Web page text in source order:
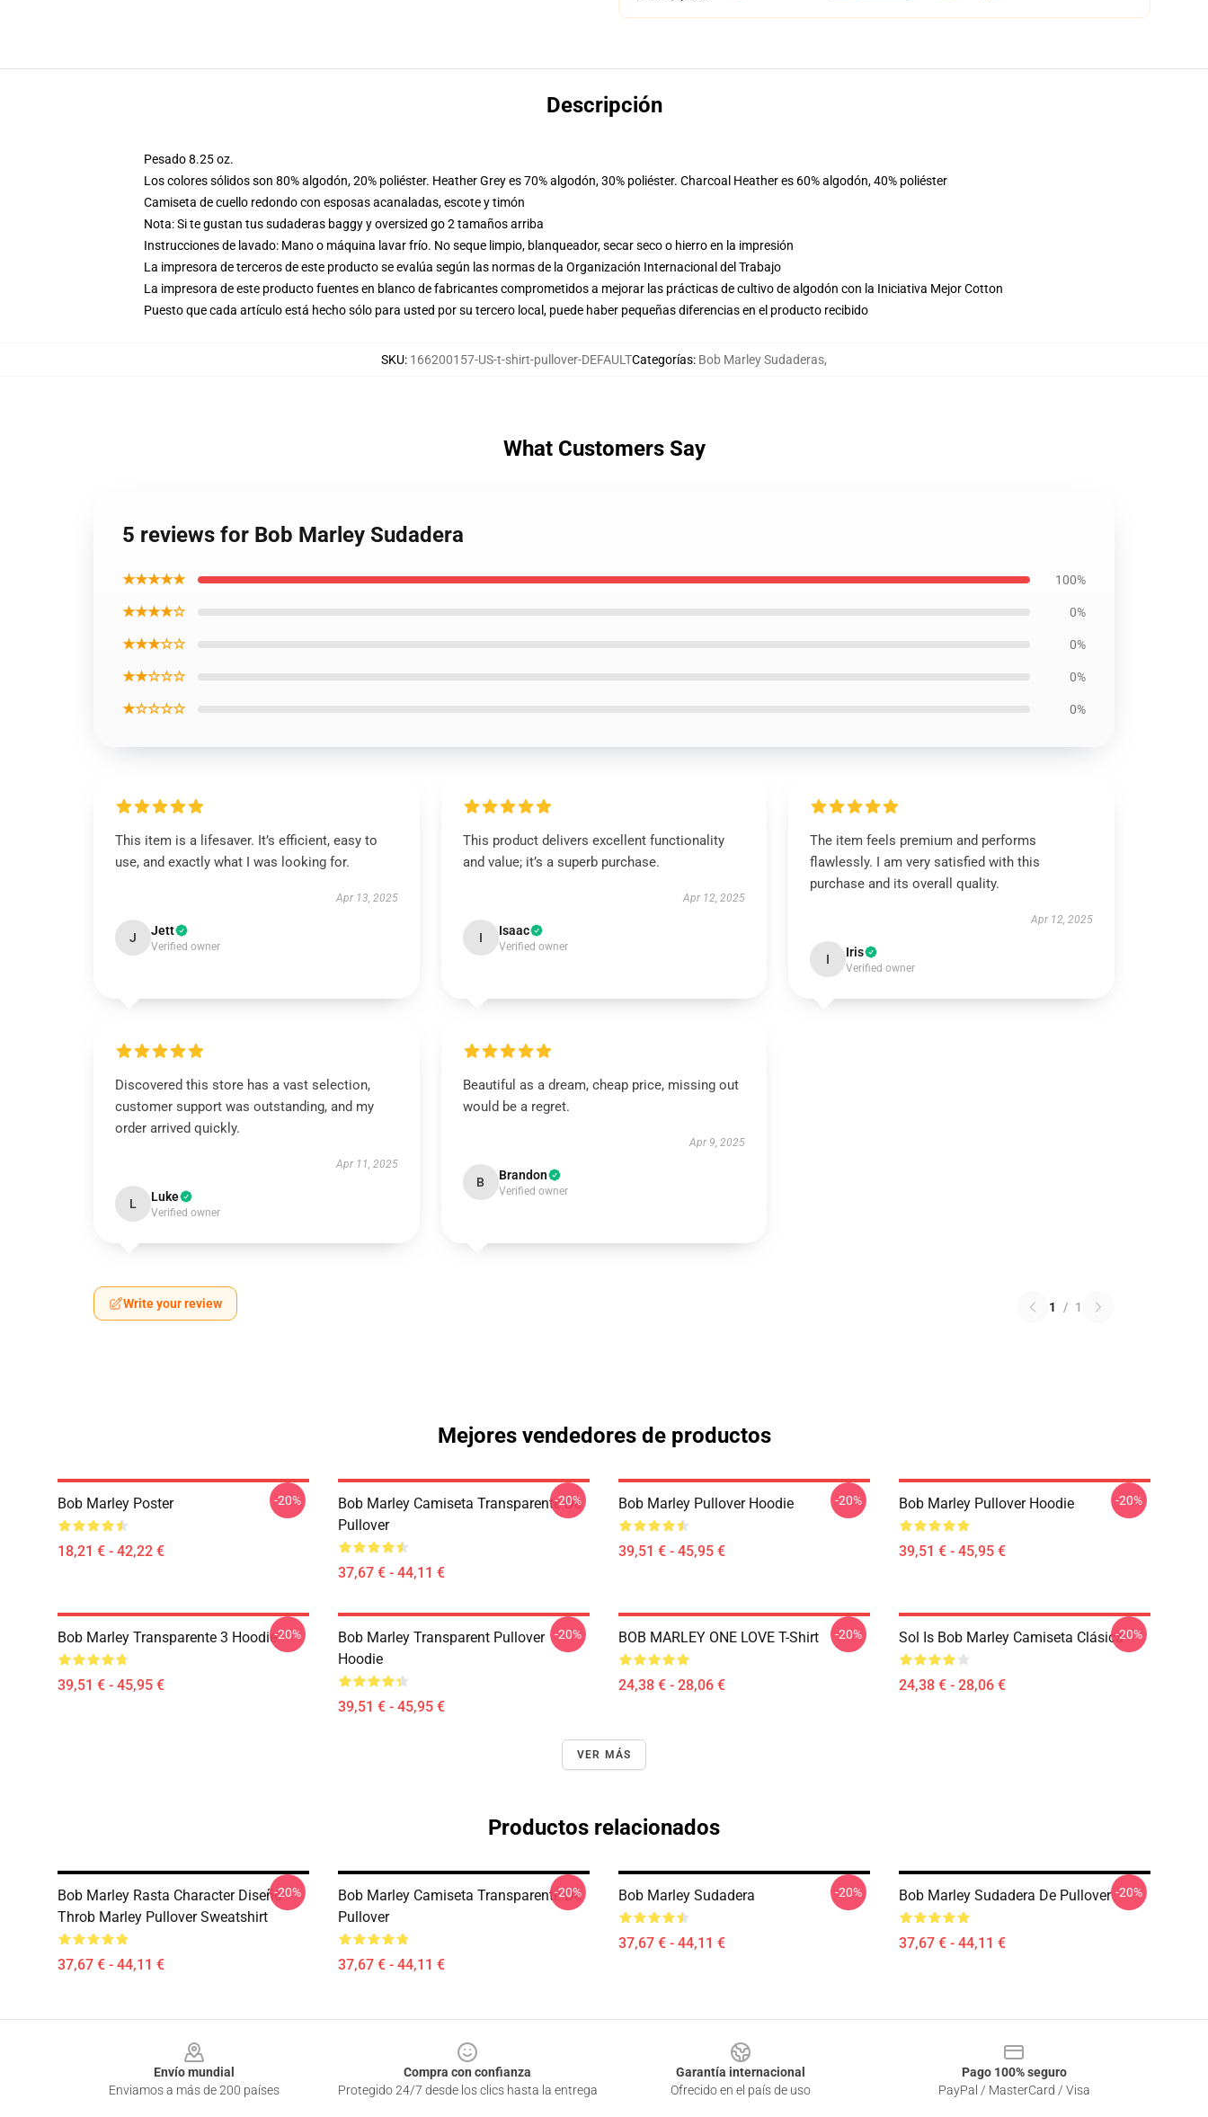
Descripción
Pesado 8.25 oz.
Los colores sólidos son 80% algodón, 20% poliéster. Heather Grey es 70% algodón, 30% poliéster. Charcoal Heather es 60% algodón, 40% poliéster
Camiseta de cuello redondo con esposas acanaladas, escote y timón
Nota: Si te gustan tus sudaderas baggy y oversized go 2 tamaños arriba
Instrucciones de lavado: Mano o máquina lavar frío. No seque limpio, blanqueador, secar seco o hierro en la impresión
La impresora de terceros de este producto se evalúa según las normas de la Organización Internacional del Trabajo
La impresora de este producto fuentes en blanco de fabricantes comprometidos a mejorar las prácticas de cultivo de algodón con la Iniciativa Mejor Cotton
Puesto que cada artículo está hecho sólo para usted por su tercero local, puede haber pequeñas diferencias en el producto recibido
SKU: 166200157-US-t-shirt-pullover-DEFAULTCategorías: Bob Marley Sudaderas,
What Customers Say
5 reviews for Bob Marley Sudadera
★★★★★ 100%
★★★★☆ 0%
★★★☆☆ 0%
★★☆☆☆ 0%
★☆☆☆☆ 0%
This item is a lifesaver. It’s efficient, easy to
use, and exactly what I was looking for.
Apr 13, 2025
J Jett
Verified owner
This product delivers excellent functionality
and value; it’s a superb purchase.
Apr 12, 2025
I Isaac
Verified owner
The item feels premium and performs
flawlessly. I am very satisfied with this
purchase and its overall quality.
Apr 12, 2025
I Iris
Verified owner
Discovered this store has a vast selection,
customer support was outstanding, and my
order arrived quickly.
Apr 11, 2025
L Luke
Verified owner
Beautiful as a dream, cheap price, missing out
would be a regret.
Apr 9, 2025
B Brandon
Verified owner
Write your review 1 / 1
Mejores vendedores de productos
Bob Marley Poster
18,21 € - 42,22 €
-20%
Bob Marley Camiseta Transparente De
Pullover
37,67 € - 44,11 €
-20% Bob Marley Pullover Hoodie
39,51 € - 45,95 €
-20% Bob Marley Pullover Hoodie
39,51 € - 45,95 €
-20%
Bob Marley Transparente 3 Hoodie
39,51 € - 45,95 €
-20%
Bob Marley Transparent Pullover
Hoodie
39,51 € - 45,95 €
-20% BOB MARLEY ONE LOVE T-Shirt
24,38 € - 28,06 €
-20% Sol Is Bob Marley Camiseta Clásica
24,38 € - 28,06 €
-20%
VER MÁS
Productos relacionados
Bob Marley Rasta Character Diseño
Throb Marley Pullover Sweatshirt
37,67 € - 44,11 €
-20%
Bob Marley Camiseta Transparente De
Pullover
37,67 € - 44,11 €
-20% Bob Marley Sudadera
37,67 € - 44,11 €
-20% Bob Marley Sudadera De Pullover
37,67 € - 44,11 €
-20%
Envío mundial
Enviamos a más de 200 países
Compra con confianza
Protegido 24/7 desde los clics hasta la entrega
Garantía internacional
Ofrecido en el país de uso
Pago 100% seguro
PayPal / MasterCard / Visa